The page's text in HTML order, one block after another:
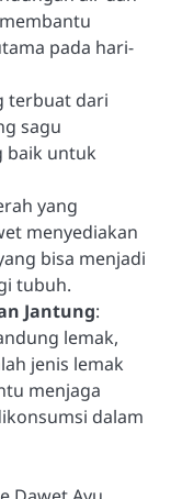
pada hari-
terbuat dari
sagu
baik untuk
yang
menyediakan
bisa menjadi
tubuh.
Jantung:
lemak,
jenis lemak
menjaga
dalam